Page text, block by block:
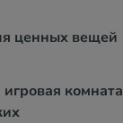
ценных вещей
игровая